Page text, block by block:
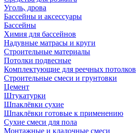
Уголь, дрова
Бассейны и аксессуары
Бассейны
Химия для бассейнов
Надувные матрасы и круги
Строительные материалы
Потолки подвесные
Комплектующие для реечных потолков
Строительные смеси и грунтовки
Цемент
Штукатурки
Шпаклёвки сухие
Шпаклёвки готовые к применению
Сухие смеси для пола
Монтажные и кладочные смеси